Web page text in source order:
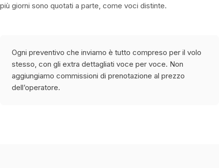
più giorni sono quotati a parte, come voci distinte.
Ogni preventivo che inviamo è tutto compreso per il volo
stesso, con gli extra dettagliati voce per voce. Non
aggiungiamo commissioni di prenotazione al prezzo
dell’operatore.